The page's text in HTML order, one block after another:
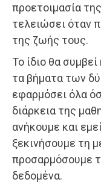
προετοιμασία
τελειώσει όταν
της ζωής τους.
Το ίδιο θα
τα βήματα των
εφαρμόσει όλα
διάρκεια της
ανήκουμε και
ξεκινήσουμε τη
προσαρμόσουμε
δεδομένα.